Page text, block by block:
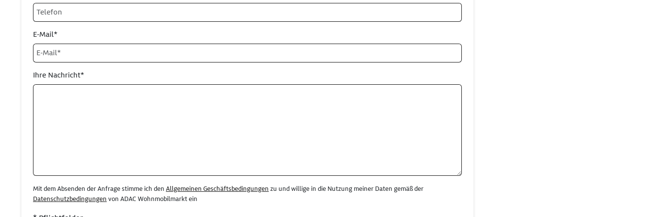
E-Mail*
Ihre Nachricht*
Mit dem Absenden der Anfrage stimme ich den Allgemeinen Geschäftsbedingungen zu und willige in die Nutzung meiner Daten gemäß der
Datenschutzbedingungen von ADAC Wohnmobilmarkt ein